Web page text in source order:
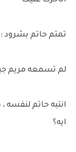
تمتم حاتم بشرود :
لم تسمعه مريم
انتبه حاتم
ايه؟